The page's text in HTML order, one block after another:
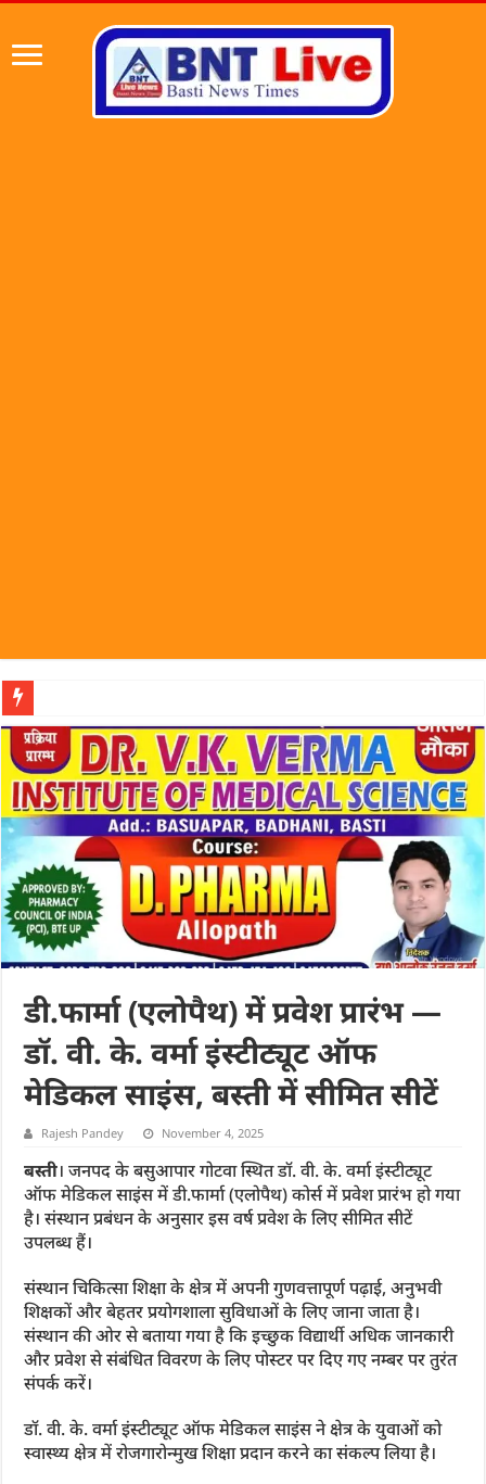
डी.फार्मा (एलोपैथ) में प्रवेश प्रारंभ —
डॉ. वी. के. वर्मा इंस्टीट्यूट ऑफ
मेडिकल साइंस, बस्ती में सीमित सीटें
Rajesh Pandey November 4, 2025
बस्ती। जनपद के बसुआपार गोटवा स्थित डॉ. वी. के. वर्मा इंस्टीट्यूट
ऑफ मेडिकल साइंस में डी.फार्मा (एलोपैथ) कोर्स में प्रवेश प्रारंभ हो गया
है। संस्थान प्रबंधन के अनुसार इस वर्ष प्रवेश के लिए सीमित सीटें
उपलब्ध हैं।
संस्थान चिकित्सा शिक्षा के क्षेत्र में अपनी गुणवत्तापूर्ण पढ़ाई, अनुभवी
शिक्षकों और बेहतर प्रयोगशाला सुविधाओं के लिए जाना जाता है।
संस्थान की ओर से बताया गया है कि इच्छुक विद्यार्थी अधिक जानकारी
और प्रवेश से संबंधित विवरण के लिए पोस्टर पर दिए गए नम्बर पर तुरंत
संपर्क करें।
डॉ. वी. के. वर्मा इंस्टीट्यूट ऑफ मेडिकल साइंस ने क्षेत्र के युवाओं को
स्वास्थ्य क्षेत्र में रोजगारोन्मुख शिक्षा प्रदान करने का संकल्प लिया है।